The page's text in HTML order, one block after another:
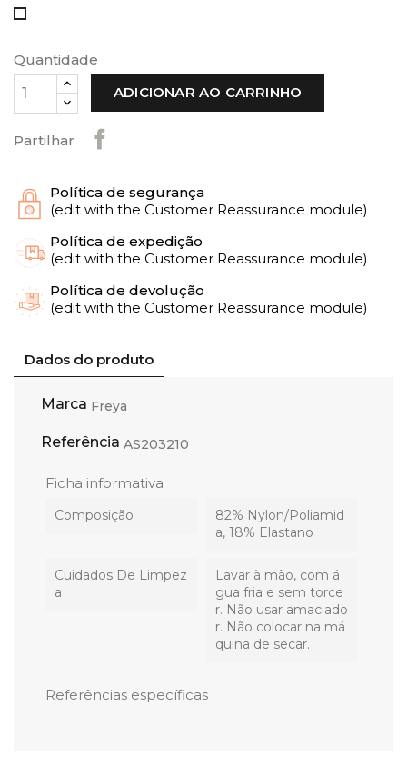
Multi
Quantidade
ADICIONAR AO CARRINHO
Partilhar
Política de segurança
(edit with the Customer Reassurance module)
Política de expedição
(edit with the Customer Reassurance module)
Política de devolução
(edit with the Customer Reassurance module)
Dados do produto
Marca Freya
Referência AS203210
Ficha informativa
Composição
82% Nylon/Poliamid
a, 18% Elastano
Cuidados De Limpez
A
Lavar à mão, com á
gua fria e sem torce
r. Não usar amaciado
r. Não colocar na má
quina de secar.
Referências específicas